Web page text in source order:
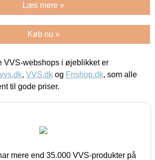
Læs mere »
Køb nu »
VVS-webshops i øjeblikket er
, VVS.dk og Frishop.dk, som alle
til gode priser.
mere end 35.000 VVS-produkter på